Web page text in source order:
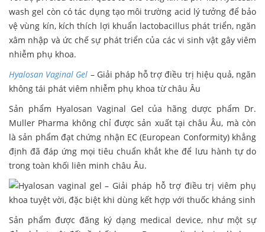
wash gel còn có tác dụng tạo môi trường acid lý tưởng để bảo
vệ vùng kín, kích thích lợi khuẩn lactobacillus phát triển, ngăn
xâm nhập và ức chế sự phát triển của các vi sinh vật gây viêm
nhiễm phụ khoa.
Hyalosan Vaginal Gel – Giải pháp hỗ trợ điều trị hiệu quả, ngăn
không tái phát viêm nhiễm phụ khoa từ châu Âu
Sản phẩm Hyalosan Vaginal Gel của hãng dược phẩm Dr.
Muller Pharma không chỉ được sản xuất tại châu Âu, mà còn
là sản phẩm đạt chứng nhận EC (European Conformity) khẳng
định đã đáp ứng mọi tiêu chuẩn khắt khe để lưu hành tự do
trong toàn khối liên minh châu Âu.
Sản phẩm được đăng ký dạng medical device, như một sự